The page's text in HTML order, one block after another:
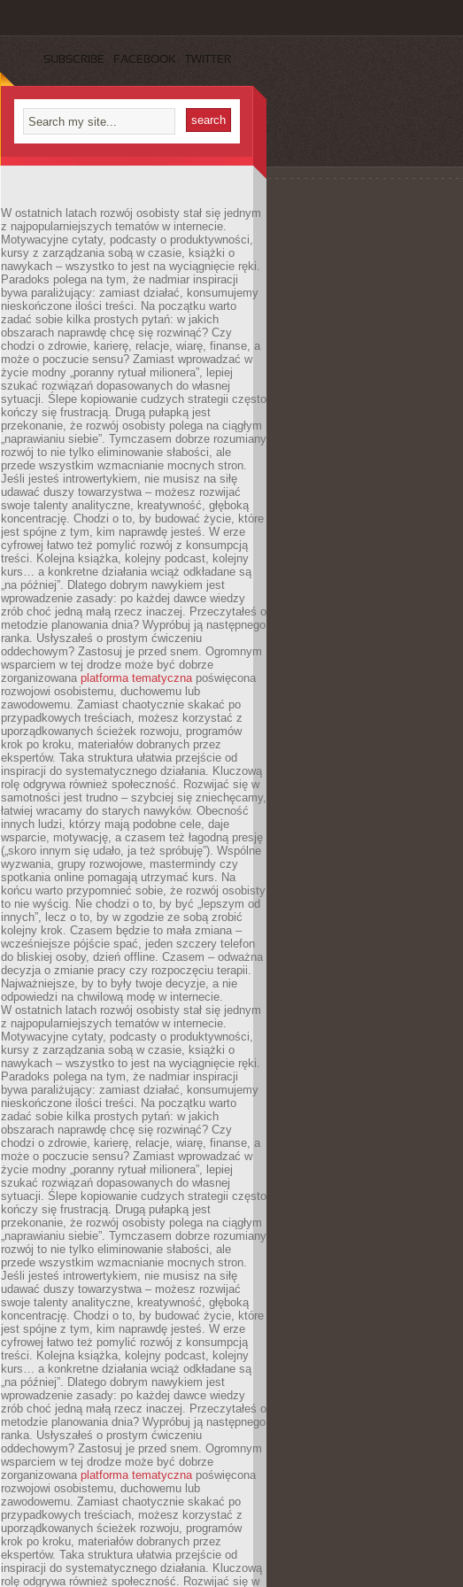
SUBSCRIBE FACEBOOK TWITTER
W ostatnich latach rozwój osobisty stał się jednym
z najpopularniejszych tematów w internecie.
Motywacyjne cytaty, podcasty o produktywności,
kursy z zarządzania sobą w czasie, książki o
nawykach – wszystko to jest na wyciągnięcie ręki.
Paradoks polega na tym, że nadmiar inspiracji
bywa paraliżujący: zamiast działać, konsumujemy
nieskończone ilości treści. Na początku warto
zadać sobie kilka prostych pytań: w jakich
obszarach naprawdę chcę się rozwinąć? Czy
chodzi o zdrowie, karierę, relacje, wiarę, finanse, a
może o poczucie sensu? Zamiast wprowadzać w
życie modny „poranny rytuał milionera”, lepiej
szukać rozwiązań dopasowanych do własnej
sytuacji. Ślepe kopiowanie cudzych strategii często
kończy się frustracją. Drugą pułapką jest
przekonanie, że rozwój osobisty polega na ciągłym
„naprawianiu siebie”. Tymczasem dobrze rozumiany
rozwój to nie tylko eliminowanie słabości, ale
przede wszystkim wzmacnianie mocnych stron.
Jeśli jesteś introwertykiem, nie musisz na siłę
udawać duszy towarzystwa – możesz rozwijać
swoje talenty analityczne, kreatywność, głęboką
koncentrację. Chodzi o to, by budować życie, które
jest spójne z tym, kim naprawdę jesteś. W erze
cyfrowej łatwo też pomylić rozwój z konsumpcją
treści. Kolejna książka, kolejny podcast, kolejny
kurs… a konkretne działania wciąż odkładane są
„na później”. Dlatego dobrym nawykiem jest
wprowadzenie zasady: po każdej dawce wiedzy
zrób choć jedną małą rzecz inaczej. Przeczytałeś o
metodzie planowania dnia? Wypróbuj ją następnego
ranka. Usłyszałeś o prostym ćwiczeniu
oddechowym? Zastosuj je przed snem. Ogromnym
wsparciem w tej drodze może być dobrze
zorganizowana platforma tematycznapoświęcona
rozwojowi osobistemu, duchowemu lub
zawodowemu. Zamiast chaotycznie skakać po
przypadkowych treściach, możesz korzystać z
uporządkowanych ścieżek rozwoju, programów
krok po kroku, materiałów dobranych przez
ekspertów. Taka struktura ułatwia przejście od
inspiracji do systematycznego działania. Kluczową
rolę odgrywa również społeczność. Rozwijać się w
samotności jest trudno – szybciej się zniechęcamy,
łatwiej wracamy do starych nawyków. Obecność
innych ludzi, którzy mają podobne cele, daje
wsparcie, motywację, a czasem też łagodną presję
(„skoro innym się udało, ja też spróbuję”). Wspólne
wyzwania, grupy rozwojowe, mastermindy czy
spotkania online pomagają utrzymać kurs. Na
końcu warto przypomnieć sobie, że rozwój osobisty
to nie wyścig. Nie chodzi o to, by być „lepszym od
innych”, lecz o to, by w zgodzie ze sobą zrobić
kolejny krok. Czasem będzie to mała zmiana –
wcześniejsze pójście spać, jeden szczery telefon
do bliskiej osoby, dzień offline. Czasem – odważna
decyzja o zmianie pracy czy rozpoczęciu terapii.
Najważniejsze, by to były twoje decyzje, a nie
odpowiedzi na chwilową modę w internecie.
W ostatnich latach rozwój osobisty stał się jednym
z najpopularniejszych tematów w internecie.
Motywacyjne cytaty, podcasty o produktywności,
kursy z zarządzania sobą w czasie, książki o
nawykach – wszystko to jest na wyciągnięcie ręki.
Paradoks polega na tym, że nadmiar inspiracji
bywa paraliżujący: zamiast działać, konsumujemy
nieskończone ilości treści. Na początku warto
zadać sobie kilka prostych pytań: w jakich
obszarach naprawdę chcę się rozwinąć? Czy
chodzi o zdrowie, karierę, relacje, wiarę, finanse, a
może o poczucie sensu? Zamiast wprowadzać w
życie modny „poranny rytuał milionera”, lepiej
szukać rozwiązań dopasowanych do własnej
sytuacji. Ślepe kopiowanie cudzych strategii często
kończy się frustracją. Drugą pułapką jest
przekonanie, że rozwój osobisty polega na ciągłym
„naprawianiu siebie”. Tymczasem dobrze rozumiany
rozwój to nie tylko eliminowanie słabości, ale
przede wszystkim wzmacnianie mocnych stron.
Jeśli jesteś introwertykiem, nie musisz na siłę
udawać duszy towarzystwa – możesz rozwijać
swoje talenty analityczne, kreatywność, głęboką
koncentrację. Chodzi o to, by budować życie, które
jest spójne z tym, kim naprawdę jesteś. W erze
cyfrowej łatwo też pomylić rozwój z konsumpcją
treści. Kolejna książka, kolejny podcast, kolejny
kurs… a konkretne działania wciąż odkładane są
„na później”. Dlatego dobrym nawykiem jest
wprowadzenie zasady: po każdej dawce wiedzy
zrób choć jedną małą rzecz inaczej. Przeczytałeś o
metodzie planowania dnia? Wypróbuj ją następnego
ranka. Usłyszałeś o prostym ćwiczeniu
oddechowym? Zastosuj je przed snem. Ogromnym
wsparciem w tej drodze może być dobrze
zorganizowana platforma tematycznapoświęcona
rozwojowi osobistemu, duchowemu lub
zawodowemu. Zamiast chaotycznie skakać po
przypadkowych treściach, możesz korzystać z
uporządkowanych ścieżek rozwoju, programów
krok po kroku, materiałów dobranych przez
ekspertów. Taka struktura ułatwia przejście od
inspiracji do systematycznego działania. Kluczową
rolę odgrywa również społeczność. Rozwijać się w